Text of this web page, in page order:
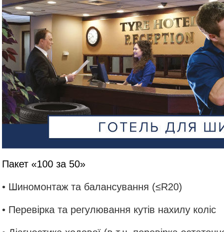
Пакет «100 за 50»
• Шиномонтаж та балансування (≤R20)
• Перевірка та регулювання кутів нахилу коліс